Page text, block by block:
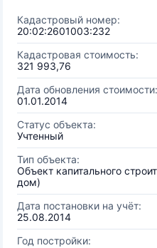
Кадастровый номер:
20:02:2601003:232
Кадастровая стоимость:
321 993,76
Дата обновления стоимости:
01.01.2014
Статус объекта:
Учтенный
Тип объекта:
Объект капитального
дом)
Дата постановки на учёт:
25.08.2014
Год постройки: